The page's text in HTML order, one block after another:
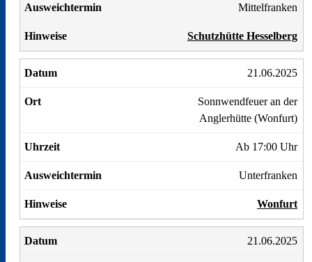
Mittelfranken
Schutzhütte Hesselberg
21.06.2025
Sonnwendfeuer an der
Anglerhütte (Wonfurt)
Ab 17:00 Uhr
Unterfranken
Wonfurt
21.06.2025